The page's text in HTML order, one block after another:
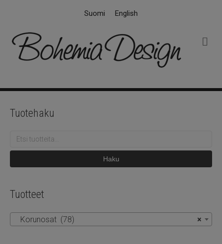
Suomi English
k
Tuotehaku
Etsi:
Haku
Tuotteet
×
Korunosat (78)